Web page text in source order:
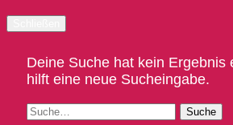
Deine Suche hat kein Ergebnis
hilft eine neue Sucheingabe.
Suche